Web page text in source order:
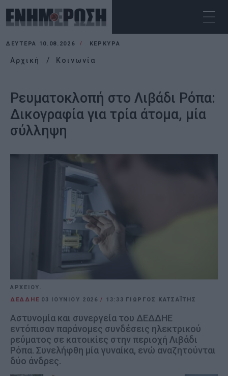
ΔΕΥΤΈΡΑ 10.08.2026 ΚΕΡΚΥΡΑ
Αρχική Κοινωνία
Ρευματοκλοπή στο Λιβάδι Ρόπα:
Δικογραφία για τρία άτομα, μία
σύλληψη
ΑΡΧΕΙΟΥ.
ΔΕΔΔΗΕ 03 ΙΟΥΝΊΟΥ 2026/ 13:33 ΓΙΩΡΓΟΣ ΚΑΤΣΑΪΤΗΣ
Αστυνομία και συνεργεία του ΔΕΔΔΗΕ
εντόπισαν παράνομες συνδέσεις ηλεκτρικού
ρεύματος σε κατοικίες στην περιοχή Λιβάδι
Ρόπα. Συνελήφθη μία γυναίκα, ενώ αναζητούνται
δύο άνδρες.